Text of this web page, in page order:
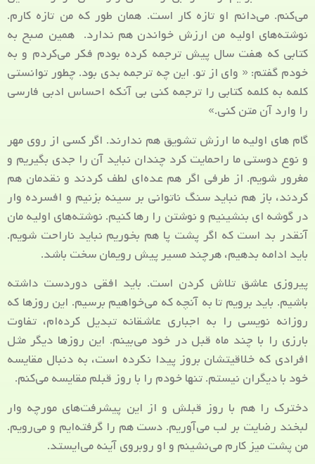
می‌کنم. می‌دانم او تازه کار است. همان طور که من تازه کارم.
نوشته‌های اولیه من ارزش خواندن هم ندارد. همین صبح به
کتابی که هفت سال پیش ترجمه کرده بودم فکر می‌کردم و به
خودم گفتم: « وای از تو. این چه ترجمه بدی بود. چطور توانستی
کلمه به کلمه کتابی را ترجمه کنی بی آنکه احساس ادبی فارسی
را وارد آن متن کنی.»
گام های اولیه ما ارزش تشویق هم ندارند. اگر کسی از روی مهر
و نوع دوستی ما راحمایت کرد چندان نباید آن را جدی بگیریم و
مغرور شویم. از طرفی اگر هم عده‌ای لطف کردند و نقدمان هم
کردند، باز هم نباید سنگ ناتوانی بر سینه بزنیم و افسرده وار
در گوشه ای بنشینیم و نوشتن را رها کنیم. نوشته‌های اولیه مان
آنقدر بد است که اگر پشت پا هم بخوریم نباید ناراحت شویم.
باید ادامه بدهیم، هرچند مسیر پیش رویمان سخت باشد.
پیروزی عاشق تلاش کردن است. باید افقی دوردست داشته
باشیم. باید برویم تا به آنچه که می‌خواهیم برسیم. این روزها که
روزانه نویسی را به اجباری عاشقانه تبدیل کرده‌ام، تفاوت
بارزی را با چند ماه قبل در خود می‌بینم. این روزها دیگر مثل
افرادی که خلاقیتشان بروز پیدا نکرده است، به دنبال مقایسه
خود با دیگران نیستم. تنها خودم را با روز قبلم مقایسه می‌کنم.
دخترک را هم با روز قبلش و از این پیشرفت‌های مورچه وار
لبخند رضایت بر لب می‌آوریم. دست هم را گرفته‌ایم و می‌رویم.
من پشت میز کارم می‌نشینم و او روبروی آینه می‌ایستد.